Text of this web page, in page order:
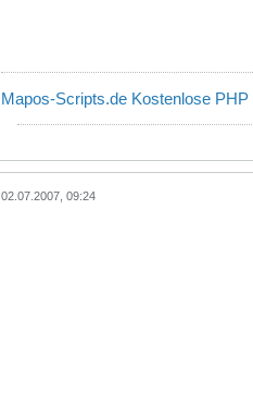
Mapos-Scripts.de Kostenlose
02.07.2007, 09:24